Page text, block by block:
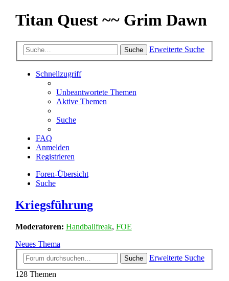
Titan Quest ~~ Grim Dawn
Suche Erweiterte Suche
Schnellzugriff
Unbeantwortete Themen
Aktive Themen
Suche
FAQ
Anmelden
Registrieren
Foren-Übersicht
Suche
Kriegsführung
Moderatoren: Handballfreak, FOE
Neues Thema
Suche
Erweiterte Suche
128 Themen